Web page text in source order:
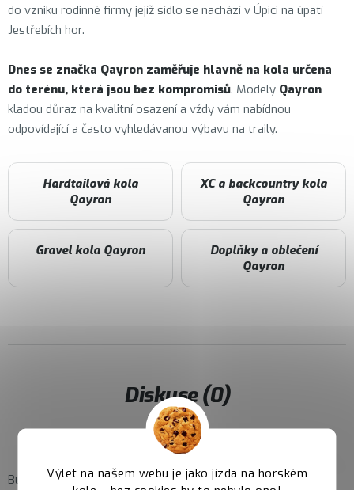
Výlet na našem webu je jako jízda na horském
do vzniku rodinné firmy jejíž sídlo se nachází v Úpici na úpatí
Jestřebích hor.
Dnes se značka Qayron zaměřuje hlavně na kola určena
do terénu, která jsou bez kompromisů. Modely Qayron
kladou důraz na kvalitní osazení a vždy vám nabídnou
odpovídající a často vyhledávanou výbavu na traily.
Hardtailová kola
Qayron
XC a backcountry kola
Qayron
Gravel kola Qayron
Doplňky a oblečení
Qayron
Diskuse (0)
Diskuze
Buďte první, kdo napíše příspěvek k této položce.